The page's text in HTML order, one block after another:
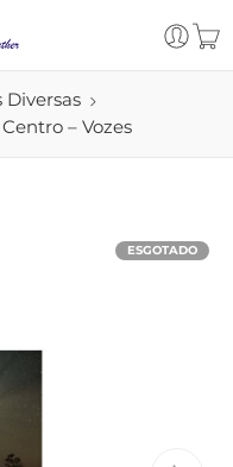
Diversas
– Vozes
ESGOTADO